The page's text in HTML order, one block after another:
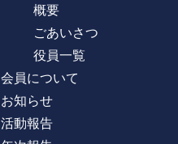
概要
ごあいさつ
役員一覧
会員について
お知らせ
活動報告